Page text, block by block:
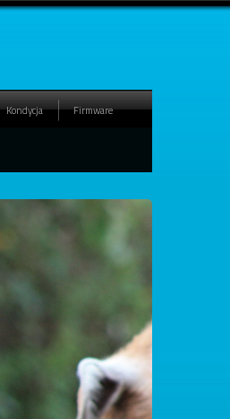
Kondycja Firmware